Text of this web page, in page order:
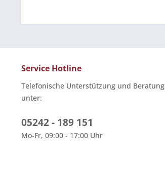
Service Hotline
Telefonische Unterstützung und Beratung
unter:
05242 - 189 151
Mo-Fr, 09:00 - 17:00 Uhr